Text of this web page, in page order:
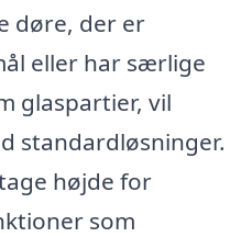
døre, der er
eller har særlige
glaspartier, vil
standardløsninger.
højde for
som